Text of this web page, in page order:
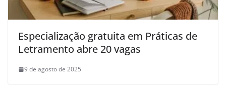
Especialização gratuita em Práticas de
Letramento abre 20 vagas
9 de agosto de 2025